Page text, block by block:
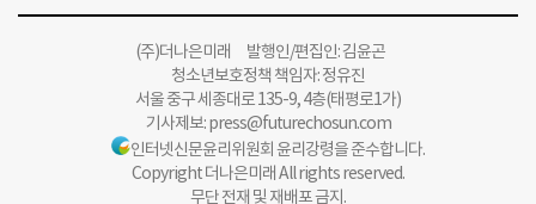
(주)더나은미래 발행인/편집인: 김윤곤
청소년보호정책 책임자: 정유진
서울 중구 세종대로 135-9, 4층(태평로1가)
기사제보:press@futurechosun.com
인터넷신문윤리위원회 윤리강령을 준수합니다.
Copyright 더나은미래 All rights reserved.
무단 전재 및 재배포 금지.